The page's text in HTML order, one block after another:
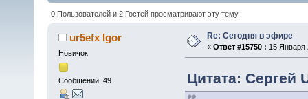
0 Пользователей и 2 Гостей просматривают эту тему.
ur5efx Igor
Новичок
Сообщений: 49
Re: Сегодня в эфире
« Ответ #15750 : 15 Января
Цитата: Сергей